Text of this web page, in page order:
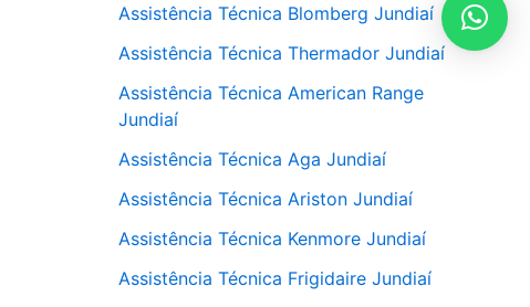
Assistência Técnica Blomberg Jundiaí
Assistência Técnica Thermador Jundiaí
Assistência Técnica American Range
Jundiaí
Assistência Técnica Aga Jundiaí
Assistência Técnica Ariston Jundiaí
Assistência Técnica Kenmore Jundiaí
Assistência Técnica Frigidaire Jundiaí